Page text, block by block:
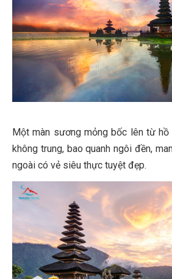
Một màn sương mỏng bốc lên từ
không trung, bao quanh ngôi đền,
ngoài có vẻ siêu thực tuyệt đẹp.